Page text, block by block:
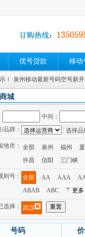
优号贷款 移动
！ ·泉州移动最新号码空号新
城
中间：
品牌：
地市： 全部 泉州 福州
许昌
信阳 三门峡
则号： 全部 AA AAA
ABAB
ABC 更多
选择： 武汉
号码